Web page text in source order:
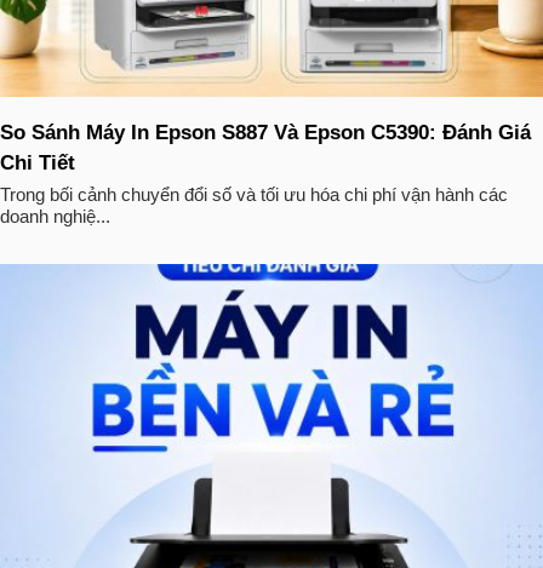
So Sánh Máy In Epson S887 Và Epson C5390: Đánh Giá
Chi Tiết
Trong bối cảnh chuyển đổi số và tối ưu hóa chi phí vận hành các
doanh nghiệ...